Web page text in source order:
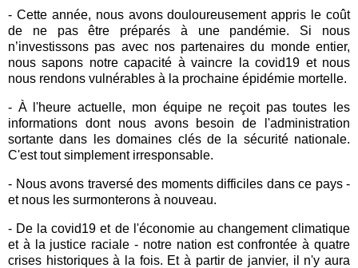
- Cette année, nous avons douloureusement appris le coût
de ne pas être préparés à une pandémie. Si nous
n’investissons pas avec nos partenaires du monde entier,
nous sapons notre capacité à vaincre la covid19 et nous
nous rendons vulnérables à la prochaine épidémie mortelle.
- À l'heure actuelle, mon équipe ne reçoit pas toutes les
informations dont nous avons besoin de l'administration
sortante dans les domaines clés de la sécurité nationale.
C'est tout simplement irresponsable.
- Nous avons traversé des moments difficiles dans ce pays -
et nous les surmonterons à nouveau.
- De la covid19 et de l'économie au changement climatique
et à la justice raciale - notre nation est confrontée à quatre
crises historiques à la fois. Et à partir de janvier, il n'y aura